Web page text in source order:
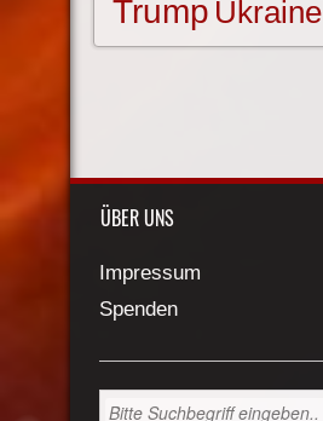
Trump Ukraine
ÜBER UNS
Impressum
Spenden